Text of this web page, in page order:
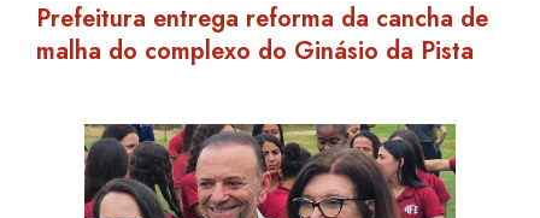
Prefeitura entrega reforma da cancha de
malha do complexo do Ginásio da Pista